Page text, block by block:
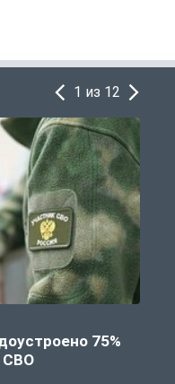
1 из 12
75%
СВО